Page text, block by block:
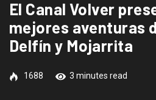
El Canal Volver
mejores aventuras
Delfín y Mojarrita
1688 3 minutes read